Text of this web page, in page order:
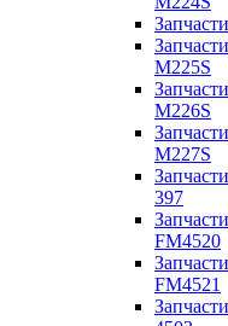
M225S
M226S
M227S
397
FM4520
FM4521